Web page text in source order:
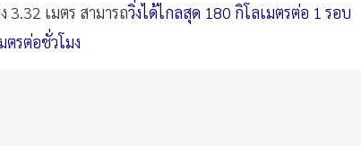
3.32 เมตร สามารถวิ่งได้ไกลสุด 180 กิโลเมตรต่อ 1 รอบ
ตรต่อชั่วโมง